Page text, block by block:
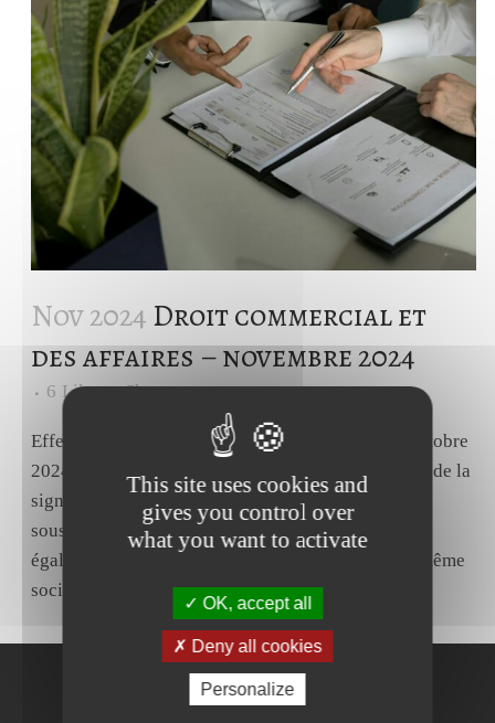
Nov 2024Droit commercial et
des affaires – novembre 2024
6 Likes Share
Effets de commerce - Signature. Cass., Com., 23 octobre
2024, n° 22-22215.Source Ayant constaté qu'à côté de la
signature apposée sur le cachet de la société
souscriptrice d'un billet à ordre :- son gérant avait
également apposé sa signature sur le cachet de la même
société...
This site uses cookies and
gives you control over
what you want to activate
OK, accept all
Deny all cookies
Personalize